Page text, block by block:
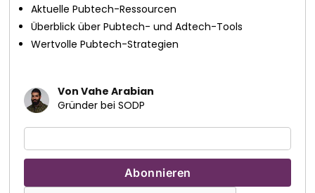
Aktuelle Pubtech-Ressourcen
Überblick über Pubtech- und Adtech-Tools
Wertvolle Pubtech-Strategien
Von Vahe Arabian
Gründer bei SODP